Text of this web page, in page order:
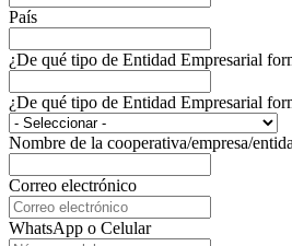
País
¿De qué tipo de Entidad Empresarial
¿De qué tipo de Entidad Empresarial
Nombre de la cooperativa/empresa/
Correo electrónico
WhatsApp o Celular